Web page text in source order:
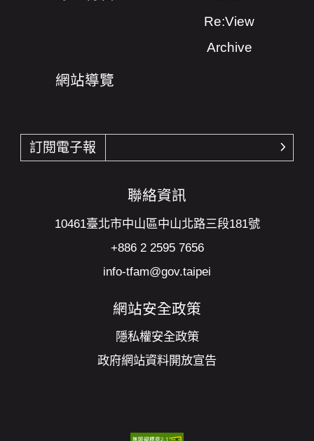
Re:View
Archive
網站導覽
訂閱電子報
確認
聯絡資訊
10461臺北市中山區中山北路三段181號
+886 2 2595 7656
info-tfam@gov.taipei
網站安全政策
隱私權安全政策
政府網站資料開放宣告